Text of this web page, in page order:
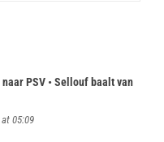
PSV • Sellouf baalt van
05:09